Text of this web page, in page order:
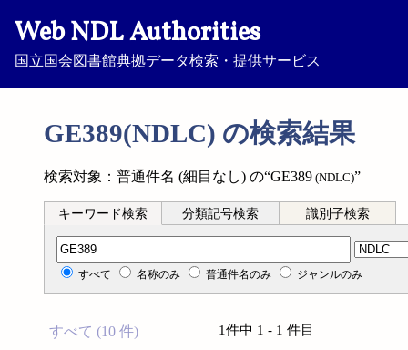
Web NDL Authorities
国立国会図書館典拠データ検索・提供サービス
GE389(NDLC) の検索結果
検索対象：普通件名 (細目なし) の“GE389 (NDLC)”
キーワード検索 分類記号検索 識別子検索
分類記号検索
すべて 名称のみ 普通件名のみ ジャンルのみ
すべて (10 件)
1件中 1 - 1 件目